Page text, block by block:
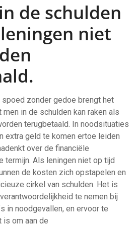
de schulden
niet
spoed zonder gedoe brengt het
in de schulden kan raken als
terugbetaald. In noodsituaties
extra geld te komen ertoe leiden
over de financiële
termijn. Als leningen niet op tijd
de kosten zich opstapelen en
cirkel van schulden. Het is
te nemen bij
in noodgevallen, en ervoor te
is om aan de